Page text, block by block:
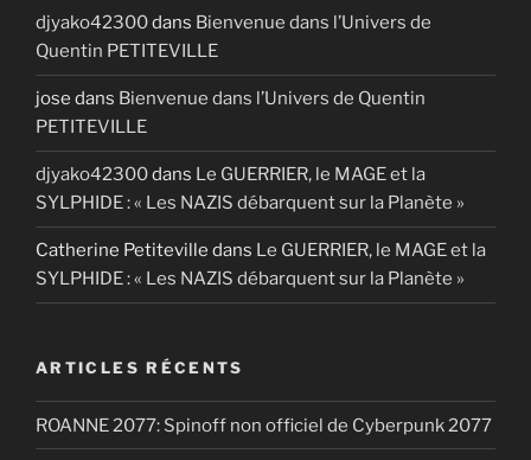
djyako42300dans Bienvenue dans l’Univers de
Quentin PETITEVILLE
jose dans Bienvenue dans l’Univers de Quentin
PETITEVILLE
djyako42300dans Le GUERRIER, le MAGE et la
SYLPHIDE : « Les NAZIS débarquent sur la Planète »
Catherine Petiteville dans Le GUERRIER, le MAGE et la
SYLPHIDE : « Les NAZIS débarquent sur la Planète »
ARTICLES RÉCENTS
ROANNE 2077: Spinoff non officiel de Cyberpunk 2077